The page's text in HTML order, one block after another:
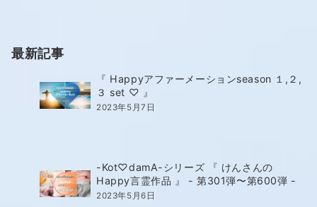
最新記事
『 Happyアファーメーションseason １,２,
３ set ♡ 』
2023年5月7日
-Kot♡damA-シリーズ 『 けんさんの
Happy言霊作品 』 - 第301弾〜第600弾 -
2023年5月6日